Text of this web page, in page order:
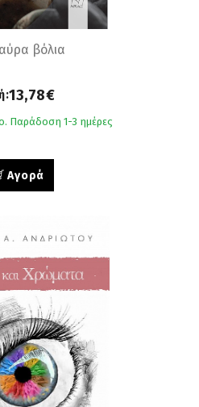
βόλια
13,78€
Παράδοση 1-3 ημέρες
Αγορά